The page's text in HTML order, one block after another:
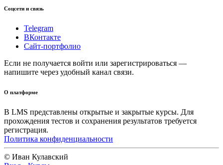
Соцсети и связь
Telegram
ВКонтакте
Сайт-портфолио
Если не получается войти или зарегистрироваться —
напишите через удобный канал связи.
О платформе
В LMS представлены открытые и закрытые курсы. Для
прохождения тестов и сохранения результатов требуется
регистрация.
Политика конфиденциальности
© Иван Кулавский